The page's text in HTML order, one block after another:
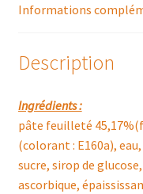
Informations
Description
Ingrédients :
pâte feuilleté
(colorant : E160a),
sucre, sirop de
ascorbique,